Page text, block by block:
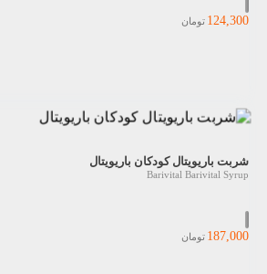
124,300 تومان
شربت باریویتال کودکان باریویتال
Barivital Barivital Syrup
187,000 تومان